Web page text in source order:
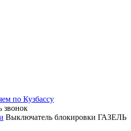
по Кузбассу
звонок
Выключатель блокировки ГАЗЕЛЬ